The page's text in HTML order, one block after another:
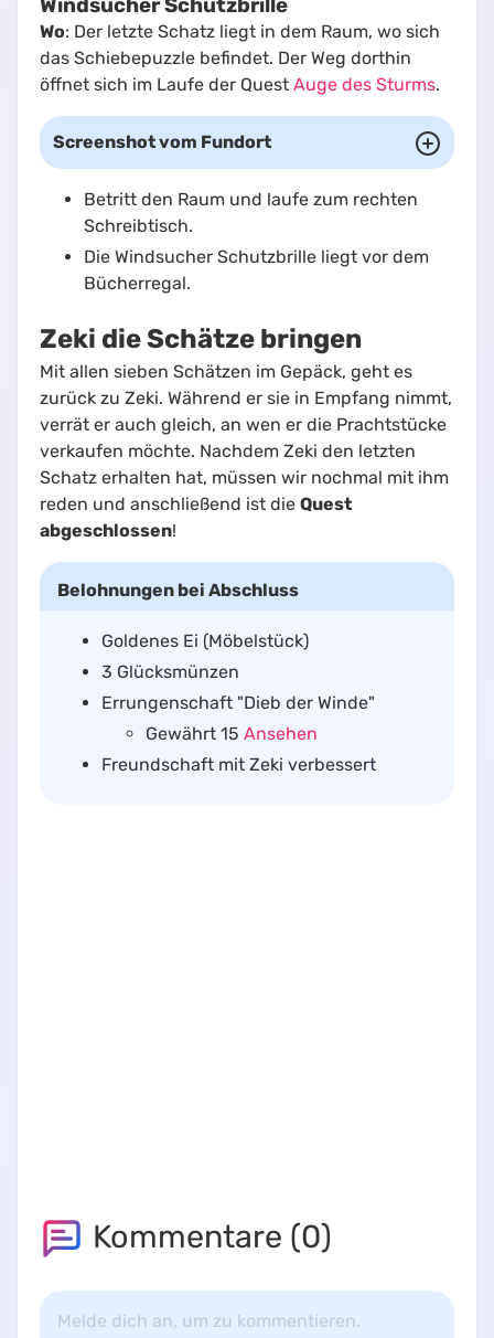
Windsucher Schutzbrille
Wo: Der letzte Schatz liegt in dem Raum, wo sich
das Schiebepuzzle befindet. Der Weg dorthin
öffnet sich im Laufe der Quest Auge des Sturms.
Screenshot vom Fundort
Betritt den Raum und laufe zum rechten
Schreibtisch.
Die Windsucher Schutzbrille liegt vor dem
Bücherregal.
Zeki die Schätze bringen
Mit allen sieben Schätzen im Gepäck, geht es
zurück zu Zeki. Während er sie in Empfang nimmt,
verrät er auch gleich, an wen er die Prachtstücke
verkaufen möchte. Nachdem Zeki den letzten
Schatz erhalten hat, müssen wir nochmal mit ihm
reden und anschließend ist die Quest
abgeschlossen!
Belohnungen bei Abschluss
Goldenes Ei (Möbelstück)
3 Glücksmünzen
Errungenschaft "Dieb der Winde"
Gewährt 15 Ansehen
Freundschaft mit Zeki verbessert
Kommentare (0)
Melde dich an, um zu kommentieren.